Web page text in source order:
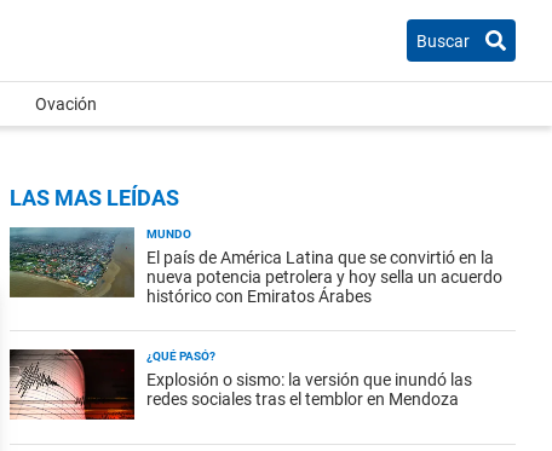
Buscar
Ovación
LAS MAS LEÍDAS
MUNDO
El país de América Latina que se convirtió en la
nueva potencia petrolera y hoy sella un acuerdo
histórico con Emiratos Árabes
¿QUÉ PASÓ?
Explosión o sismo: la versión que inundó las
redes sociales tras el temblor en Mendoza